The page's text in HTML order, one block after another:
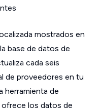
mostrados en
base de datos de
cada seis
de proveedores en tu
herramienta de
los datos de